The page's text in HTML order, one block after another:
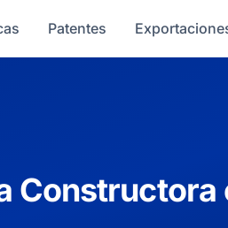
Patentes